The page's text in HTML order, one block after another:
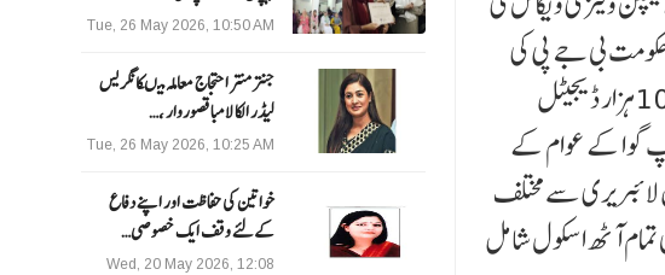
Tue, 26 May 2026, 10:50 AM
جنتر منتر احتجاج معاملہ میںکانگریس
لیڈر الکا لامبا قصوروار ،…
Tue, 26 May 2026, 10:25 AM
خواتین کی حفاظت اور اپنے دفاع
کےلئے وقف ایک خصوصی…
Wed, 20 May 2026, 12:08
بی جے پی کی
ہے، لیکن عوام کی حقیقی خدمت عام آدمی پارٹی کر رہی ہے۔ ہمارے ایم ایل اے وینزی ویگاس نے بینا ¶لیم میں 10ہزار ڈیجیٹل
گوا کے عوام کے
سے مختلف
آ ٹھ اسکول شامل